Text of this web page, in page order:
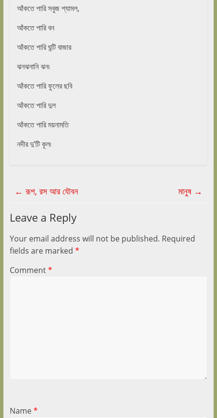
আঁকতে পারি সবুজ শ্যামল,
আঁকতে পারি বন
আঁকতে পারি ঘন্টি বাজার
ঝনঝনানি ঝন৷
আঁকতে পারি ফুলের ছবি
আঁকতে পারি দুল
আঁকতে পারি ময়নামতি
নদীর দু’টি কূল৷
← রূপ, রস আর যৌবন মানুষ →
Leave a Reply
Your email address will not be published. Required
fields are marked *
Comment*
Name*